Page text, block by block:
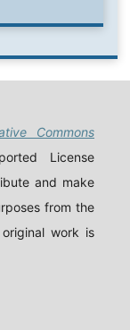
Commons
License
and make
from the
work is